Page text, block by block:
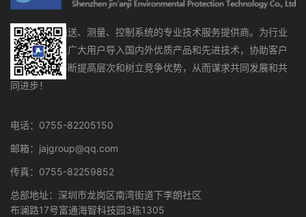
流体存储、输送、测量、控制系统的专业技术服务提供商。为行业
设备制造商及广大用户导入国内外优质产品和先进技术，协助客户
在行业领域不断提高层次和树立竞争优势，从而谋求共同发展和共
同进步！
电话：0755-82205150
邮箱：jajgroup@qq.com
传真：0755-82259852
总部地址：深圳市龙岗区南湾街道下李朗社区
布澜路17号富通海智科技园3栋1305